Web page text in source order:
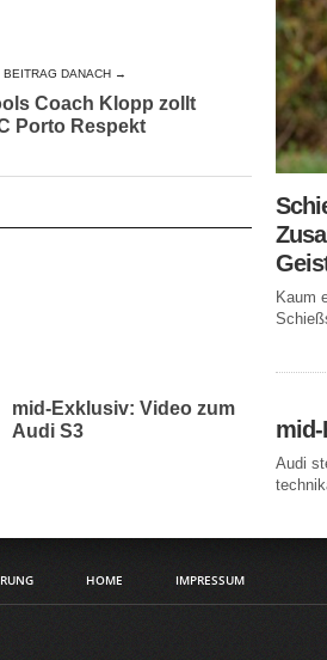
BEITRAG DANACH →
Coach Klopp zollt
Porto Respekt
mid-Exklusiv: Video zum
Audi S3
Kaum
mid-
Audi
HOME IMPRESSUM